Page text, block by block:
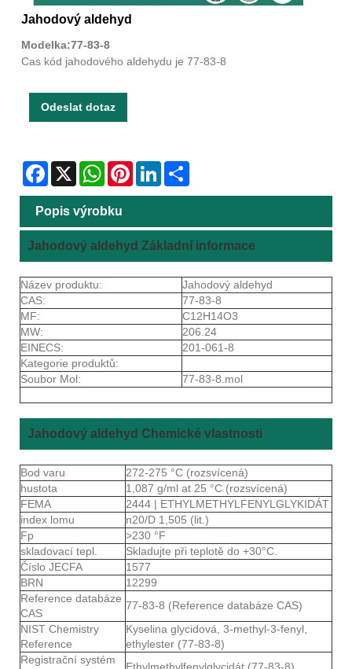
Jahodový aldehyd
Modelka:77-83-8
Cas kód jahodového aldehydu je 77-83-8
Odeslat dotaz
Facebook
X WhatsAppPinterestLinkedIn
Popis výrobku
Jahodový aldehyd Základní informace
Název produktu:
Jahodový aldehyd
CAS:
77-83-8
MF:
C12H14O3
MW:
206.24
EINECS:
201-061-8
Kategorie produktů:
Soubor Mol:
77-83-8.mol
Jahodový aldehyd Chemické vlastnosti
Bod varu
272-275 °C (rozsvícená)
hustota
1,087 g/ml at 25 °C (rozsvícená)
FEMA
2444 | ETHYLMETHYLFENYLGLYKIDÁT
index lomu
n20/D 1,505 (lit.)
Fp
>230 °F
skladovací tepl.
Skladujte při teplotě do +30°C.
Číslo JECFA
1577
BRN
12299
Reference databáze
CAS
77-83-8 (Reference databáze CAS)
NIST Chemistry
Reference
Kyselina glycidová, 3-methyl-3-fenyl,
ethylester (77-83-8)
Registrační systém
Ethylmethylfenylglycidát (77-83-8)